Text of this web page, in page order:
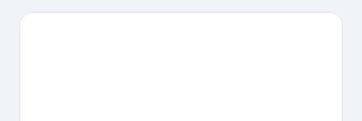
apetece disfrutar de un evento especial? Puedes consultar el